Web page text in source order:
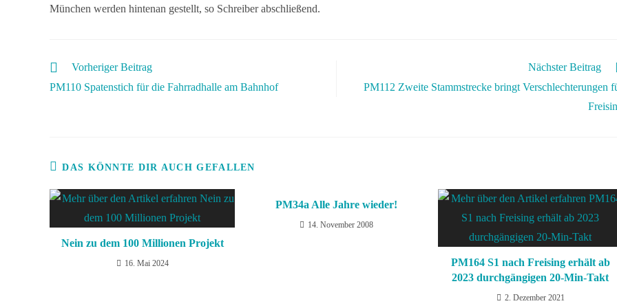
München werden hintenan gestellt, so Schreiber abschließend.
Vorheriger Beitrag
PM110 Spatenstich für die Fahrradhalle am Bahnhof
Nächster Beitrag
PM112 Zweite Stammstrecke bringt Verschlechterungen
DAS KÖNNTE DIR AUCH GEFALLEN
Nein zu dem 100 Millionen Projekt
16. Mai 2024
PM34a Alle Jahre wieder!
14. November 2008
PM164 S1 nach Freising erhält ab
2023 durchgängigen 20-Min-Takt
2. Dezember 2021